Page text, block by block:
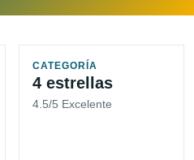
CATEGORÍA
4 estrellas
4.5/5 Excelente